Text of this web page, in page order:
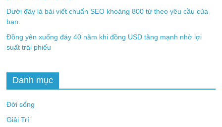
Dưới đây là bài viết chuẩn SEO khoảng 800 từ theo yêu cầu của
bạn.
Đồng yên xuống đáy 40 năm khi đồng USD tăng mạnh nhờ lợi
suất trái phiếu
Danh mục
Đời sống
Giải Trí